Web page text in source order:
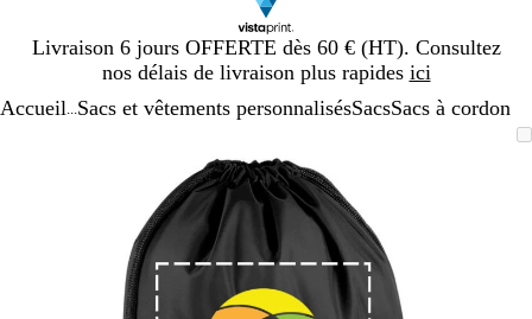
Livraison 6 jours OFFERTE dès 60 € (HT). Consultez
nos délais de livraison plus rapides ici
Diapositive
1
Accueil Sacs et vêtements personnalisésSacsSacs à cordon
zoomable
au
minimum
pour
développer
les
touches
plus
et
moins
pour
zoomer